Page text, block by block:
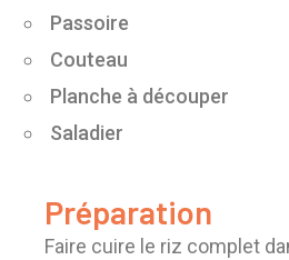
Passoire
Couteau
Planche à découper
Saladier
Préparation
Faire cuire le riz complet